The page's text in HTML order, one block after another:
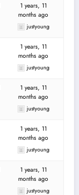
1 years, 11
months ago
justyoung
1 years, 11
months ago
justyoung
1 years, 11
months ago
justyoung
1 years, 11
months ago
justyoung
1 years, 11
months ago
justyoung